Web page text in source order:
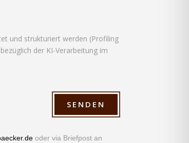
und strukturiert werden (Profiling
der KI-Verarbeitung im
SENDEN
oder via Briefpost an